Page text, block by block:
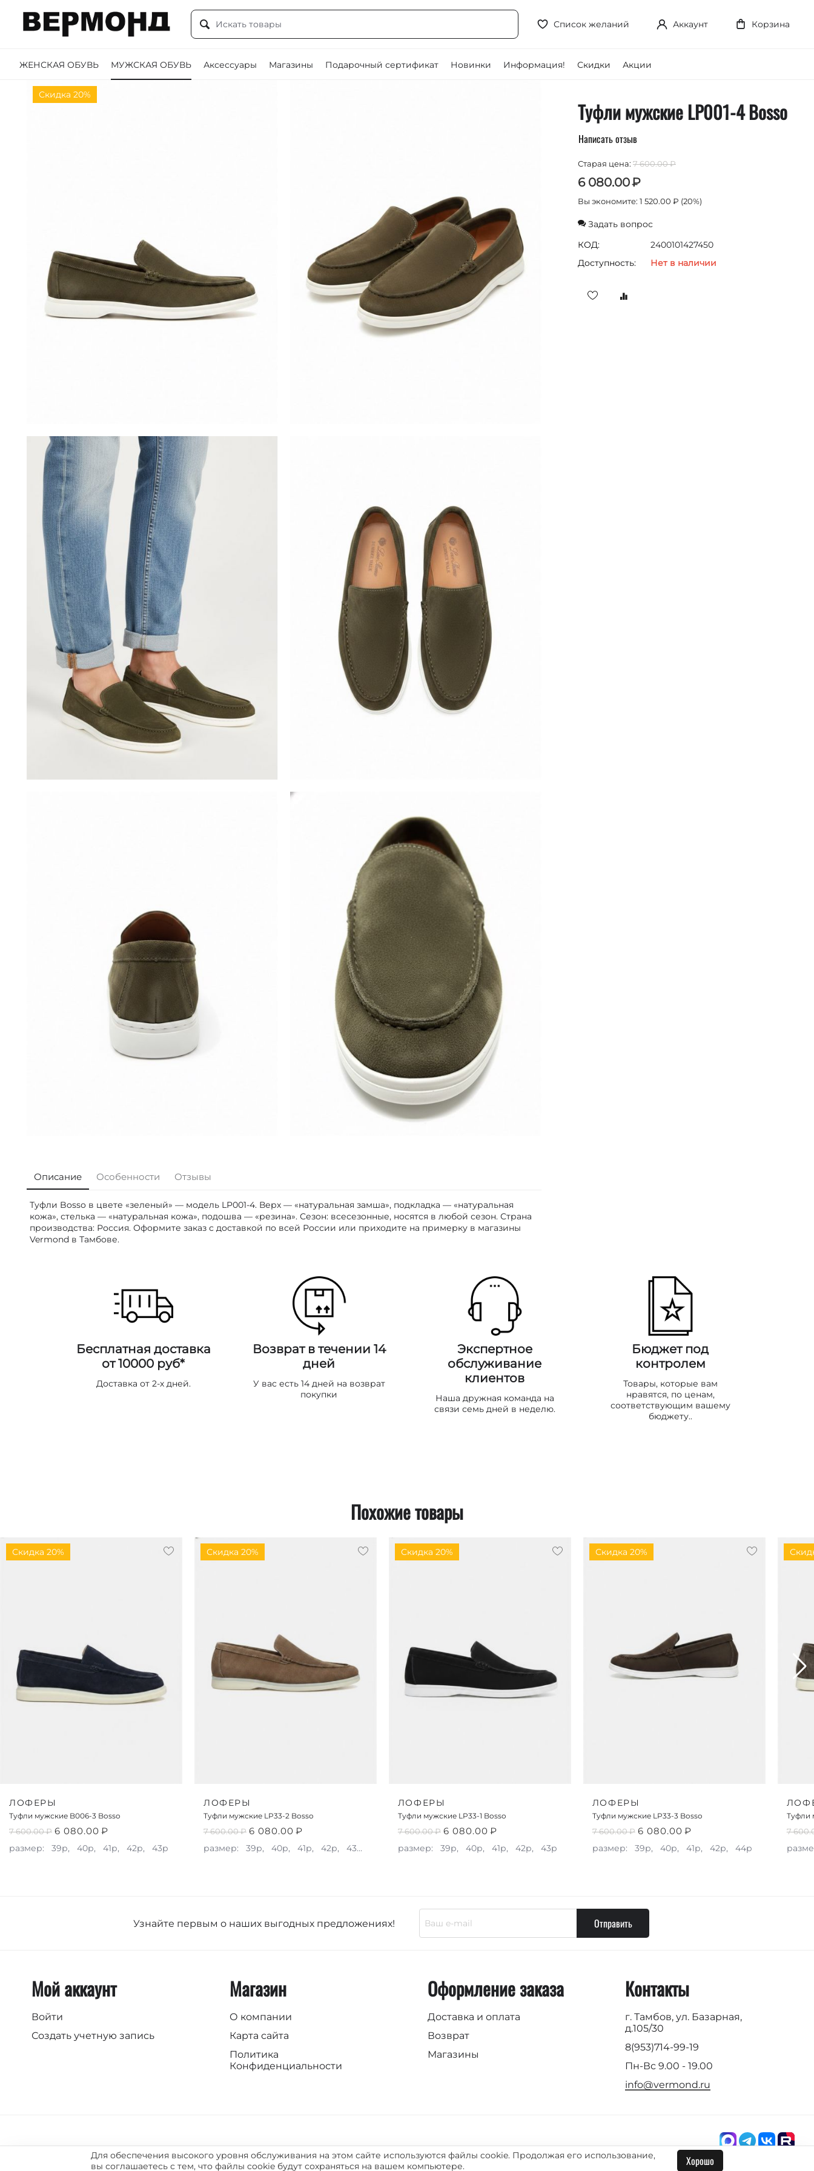
Список желаний Аккаунт Корзина
ЖЕНСКАЯ ОБУВЬ МУЖСКАЯ ОБУВЬ Аксессуары Магазины Подарочный сертификат Новинки Информация! Скидки Акции
Скидка 20%
Описание Особенности Отзывы
Туфли Bosso в цвете «зеленый» — модель LP001-4. Верх — «натуральная замша», подкладка — «натуральная
кожа», стелька — «натуральная кожа», подошва — «резина». Сезон: всесезонные, носятся в любой сезон. Страна
производства: Россия. Оформите заказ с доставкой по всей России или приходите на примерку в магазины
Vermond в Тамбове.
Туфли мужские LP001-4 Bosso
Написать отзыв
Старая цена: 7 600.00₽
6 080.00₽
Вы экономите: 1 520.00 ₽ (20%)
Задать вопрос
КОД:
2400101427450
Доступность:
Нет в наличии
Бесплатная доставка
от 10000 руб*
Доставка от 2-х дней.
Возврат в течении 14
дней
У вас есть 14 дней на возврат
покупки
Экспертное
обслуживание
клиентов
Наша дружная команда на
связи семь дней в неделю.
Бюджет под
контролем
Товары, которые вам
нравятся, по ценам,
соответствующим вашему
бюджету..
Похожие товары
Скидка 20%
ЛОФЕРЫ
Туфли мужские B006-3 Bosso
7 600.00₽ 6 080.00 ₽
размер: 39р, 40р, 41р, 42р, 43р
Скидка 20%
ЛОФЕРЫ
Туфли мужские LP33-2 Bosso
7 600.00₽ 6 080.00 ₽
размер: 39р, 40р, 41р, 42р, 43р,
Скидка 20%
ЛОФЕРЫ
Туфли мужские LP33-1 Bosso
7 600.00₽ 6 080.00 ₽
размер: 39р, 40р, 41р, 42р, 43р
Скидка 20%
ЛОФЕРЫ
Туфли мужские LP33-3 Bosso
7 600.00₽ 6 080.00 ₽
размер: 39р, 40р, 41р, 42р, 44р
Туфли
7
Узнайте первым о наших выгодных предложениях! Отправить
Мой аккаунт
Войти
Создать учетную запись
Магазин
О компании
Карта сайта
Политика
Конфиденциальности
Оформление заказа
Доставка и оплата
Возврат
Магазины
Контакты
г. Тамбов, ул. Базарная,
д.105/30
8(953)714-99-19
Пн-Вс 9.00 - 19.00
info@vermond.ru
© 2004-2026 Vermond. SYRUP theme designed by ThemeHills
Для обеспечения высокого уровня обслуживания на этом сайте используются файлы cookie. Продолжая его использование,
вы соглашаетесь с тем, что файлы cookie будут сохраняться на вашем компьютере.
Хорошо